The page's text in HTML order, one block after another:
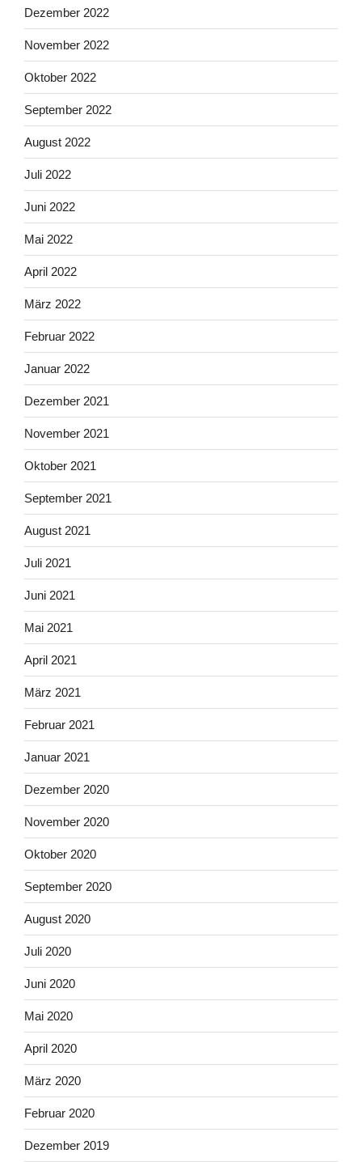
Dezember 2022
November 2022
Oktober 2022
September 2022
August 2022
Juli 2022
Juni 2022
Mai 2022
April 2022
März 2022
Februar 2022
Januar 2022
Dezember 2021
November 2021
Oktober 2021
September 2021
August 2021
Juli 2021
Juni 2021
Mai 2021
April 2021
März 2021
Februar 2021
Januar 2021
Dezember 2020
November 2020
Oktober 2020
September 2020
August 2020
Juli 2020
Juni 2020
Mai 2020
April 2020
März 2020
Februar 2020
Dezember 2019